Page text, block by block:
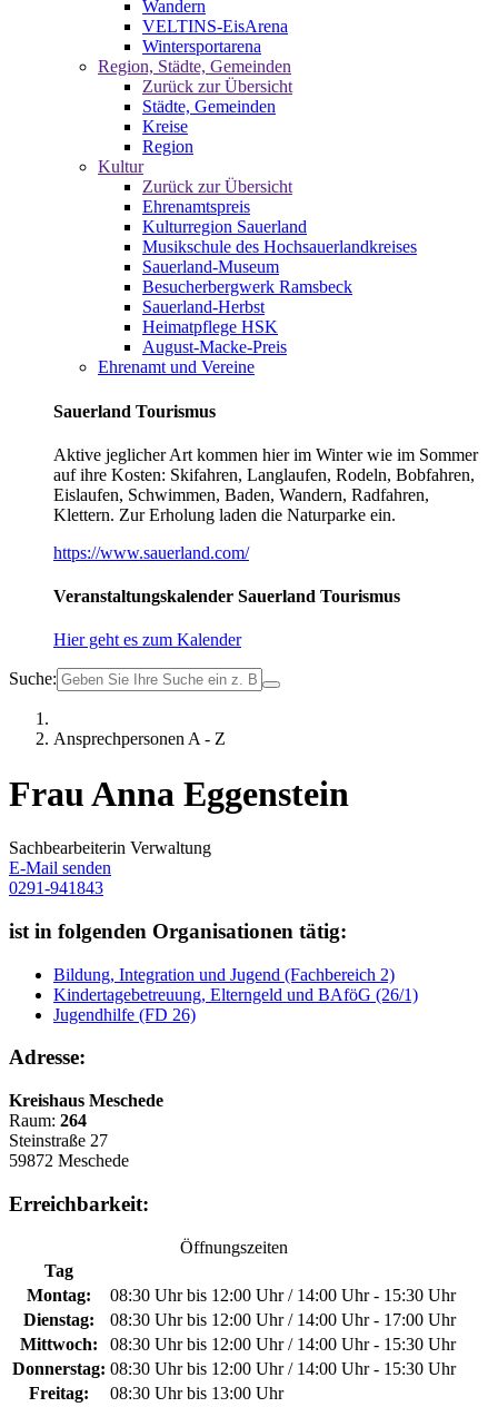
Wandern
VELTINS-EisArena
Wintersportarena
Region, Städte, Gemeinden
Zurück zur Übersicht
Städte, Gemeinden
Kreise
Region
Kultur
Zurück zur Übersicht
Ehrenamtspreis
Kulturregion Sauerland
Musikschule des Hochsauerlandkreises
Sauerland-Museum
Besucherbergwerk Ramsbeck
Sauerland-Herbst
Heimatpflege HSK
August-Macke-Preis
Ehrenamt und Vereine
Sauerland Tourismus
Aktive jeglicher Art kommen hier im Winter wie im Sommer
auf ihre Kosten: Skifahren, Langlaufen, Rodeln, Bobfahren,
Eislaufen, Schwimmen, Baden, Wandern, Radfahren,
Klettern. Zur Erholung laden die Naturparke ein.
https://www.sauerland.com/
Veranstaltungskalender Sauerland Tourismus
Hier geht es zum Kalender
Suche:
Ansprechpersonen A - Z
Frau Anna Eggenstein
Sachbearbeiterin Verwaltung
E-Mail senden
0291-941843
ist in folgenden Organisationen tätig:
Bildung, Integration und Jugend (Fachbereich 2)
Kindertagebetreuung, Elterngeld und BAföG (26/1)
Jugendhilfe (FD 26)
Adresse:
Kreishaus Meschede
Raum: 264
Steinstraße 27
59872 Meschede
Erreichbarkeit:
Öffnungszeiten
Tag
Montag:
08:30 Uhr bis 12:00 Uhr / 14:00 Uhr - 15:30 Uhr
Dienstag:
08:30 Uhr bis 12:00 Uhr / 14:00 Uhr - 17:00 Uhr
Mittwoch:
08:30 Uhr bis 12:00 Uhr / 14:00 Uhr - 15:30 Uhr
Donnerstag: 08:30 Uhr bis 12:00 Uhr / 14:00 Uhr - 15:30 Uhr
Freitag:
08:30 Uhr bis 13:00 Uhr